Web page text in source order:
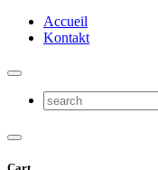
Accueil
Kontakt